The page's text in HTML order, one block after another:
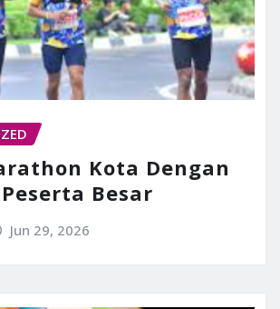
Kota Dengan
Besar
Jun 29, 2026